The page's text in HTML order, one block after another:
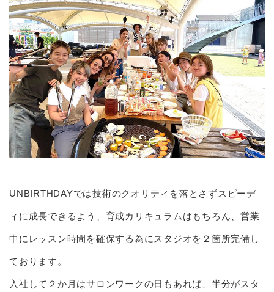
UNBIRTHDAYでは技術のクオリティを落とさずスピーデ
ィに成長できるよう、育成カリキュラムはもちろん、営業
中にレッスン時間を確保する為にスタジオを２箇所完備し
ております。
入社して２か月はサロンワークの日もあれば、半分がスタ